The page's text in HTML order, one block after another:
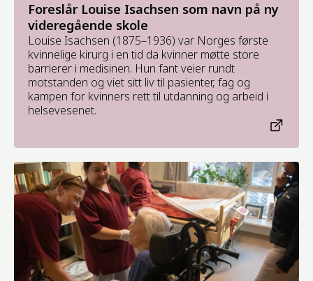
Foreslår Louise Isachsen som navn på ny
videregående skole
Louise Isachsen (1875–1936) var Norges første
kvinnelige kirurg i en tid da kvinner møtte store
barrierer i medisinen. Hun fant veier rundt
motstanden og viet sitt liv til pasienter, fag og
kampen for kvinners rett til utdanning og arbeid i
helsevesenet.